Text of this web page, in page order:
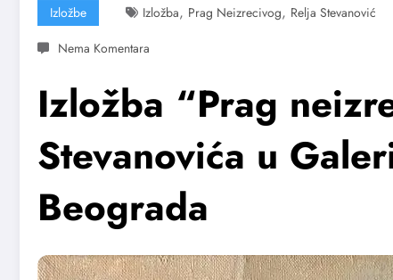
Izložbe Izložba, Prag Neizrecivog, Relja Stevanović
Izložba “Prag
Stevanovića u
Beograda